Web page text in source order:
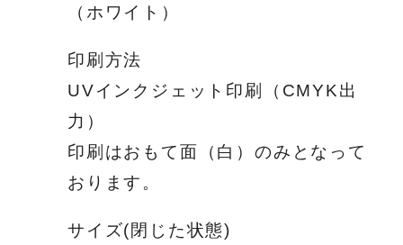
（ホワイト）
印刷方法
UVインクジェット印刷（CMYK出
力）
印刷はおもて面（白）のみとなって
おります。
サイズ(閉じた状態)